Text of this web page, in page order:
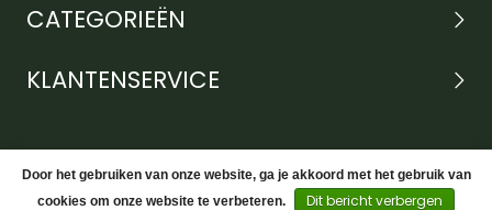
CATEGORIEËN
KLANTENSERVICE
Door het gebruiken van onze website, ga je akkoord met het gebruik van
cookies om onze website te verbeteren.
Dit bericht verbergen